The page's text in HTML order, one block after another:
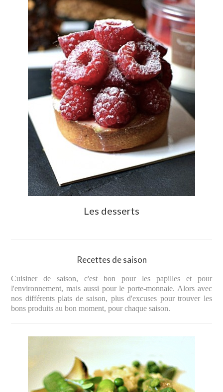
Les desserts
Recettes de saison
Cuisiner de saison, c'est bon pour les papilles et pour
l'environnement, mais aussi pour le porte-monnaie. Alors avec
nos différents plats de saison, plus d'excuses pour trouver les
bons produits au bon moment, pour chaque saison.